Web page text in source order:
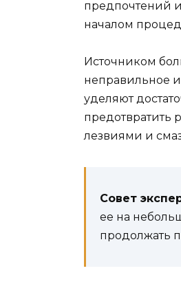
предпочтений и
началом
Источником
неправильное
уделяют
предотвратить
лезвиями и
Совет
ее на
продолжать